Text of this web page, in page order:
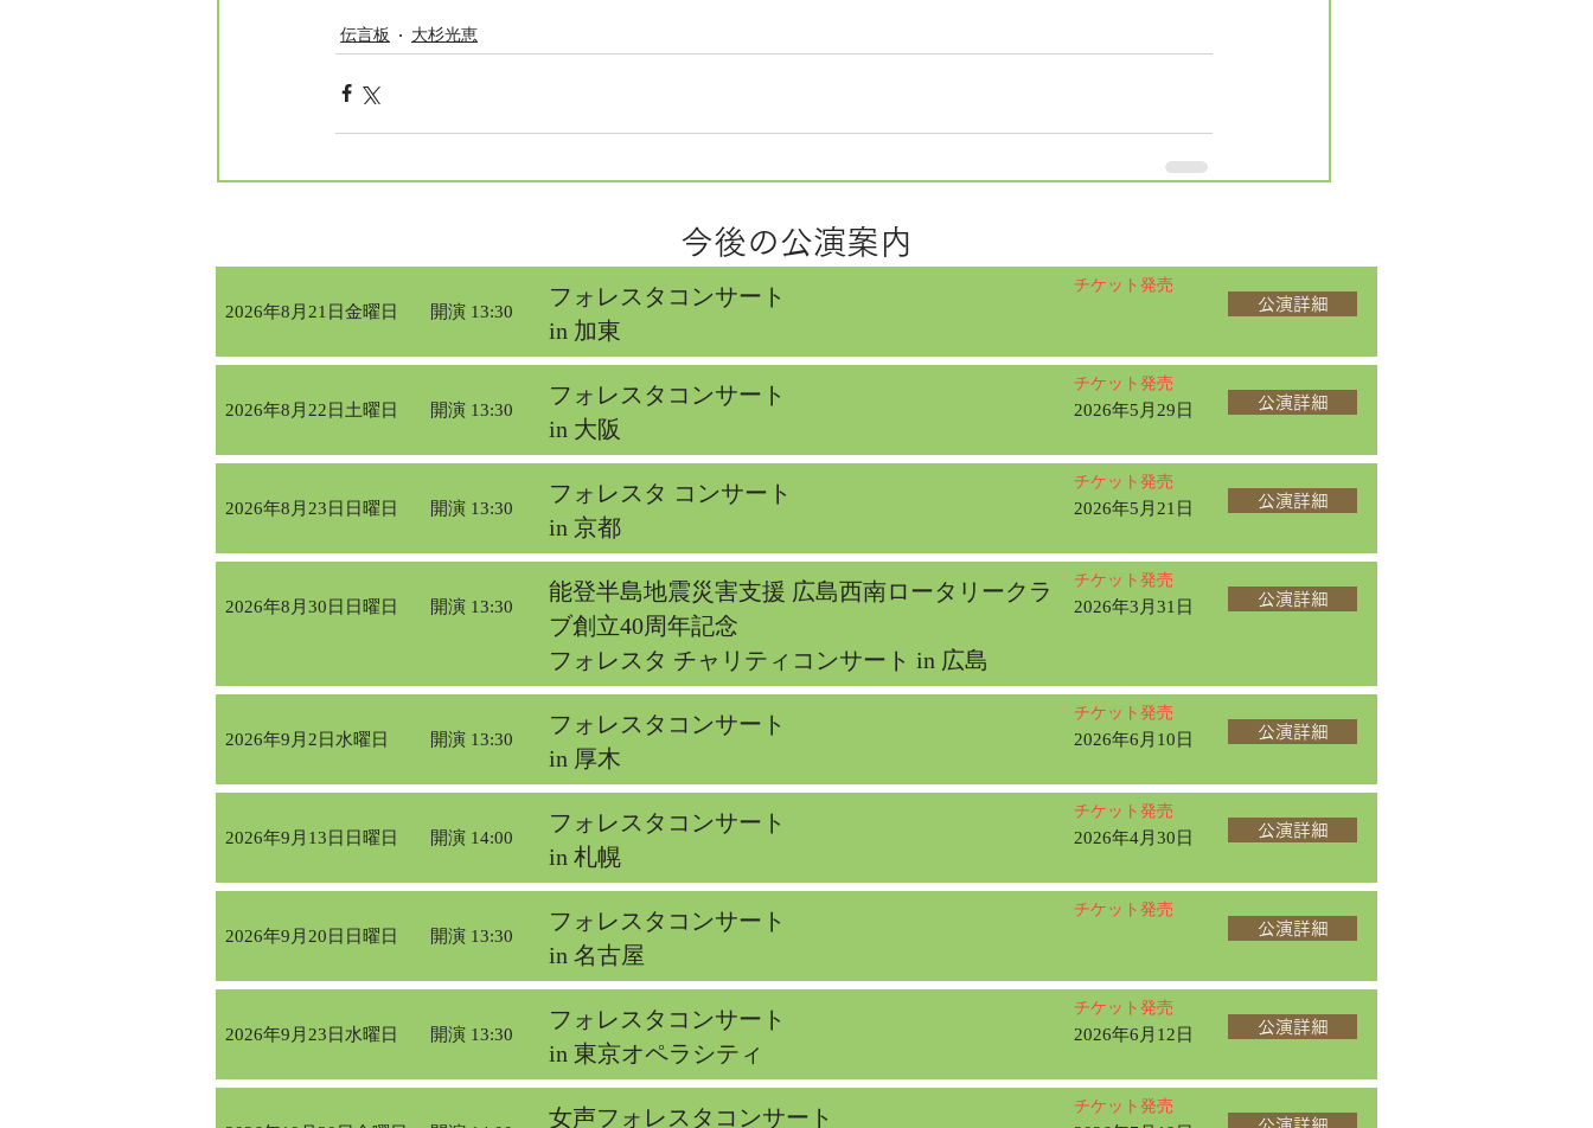
伝言板 大杉光恵
今後の公演案内
2026年8月21日金曜日 開演 13:30
フォレスタコンサート
in 加東
チケット発売
公演詳細
2026年8月22日土曜日 開演 13:30
フォレスタコンサート
in 大阪
チケット発売
2026年5月29日 公演詳細
2026年8月23日日曜日 開演 13:30
フォレスタ コンサート
in 京都
チケット発売
2026年5月21日 公演詳細
2026年8月30日日曜日 開演 13:30
能登半島地震災害支援 広島西南ロータリークラ
ブ創立40周年記念
フォレスタ チャリティコンサート in 広島
チケット発売
2026年3月31日 公演詳細
2026年9月2日水曜日 開演 13:30
フォレスタコンサート
in 厚木
チケット発売
2026年6月10日 公演詳細
2026年9月13日日曜日 開演 14:00
フォレスタコンサート
in 札幌
チケット発売
2026年4月30日 公演詳細
2026年9月20日日曜日 開演 13:30
フォレスタコンサート
in 名古屋
チケット発売
公演詳細
2026年9月23日水曜日 開演 13:30
フォレスタコンサート
in 東京オペラシティ
チケット発売
2026年6月12日 公演詳細
女声フォレスタコンサート チケット発売